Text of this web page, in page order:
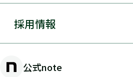
環境アセスメント
防災・危機管理・気候変動対
総合数値気象予測システム
物理学的手法とAIを用いた日
手法の開発
日本気象協会とは
組織概要
採用情報
公式note